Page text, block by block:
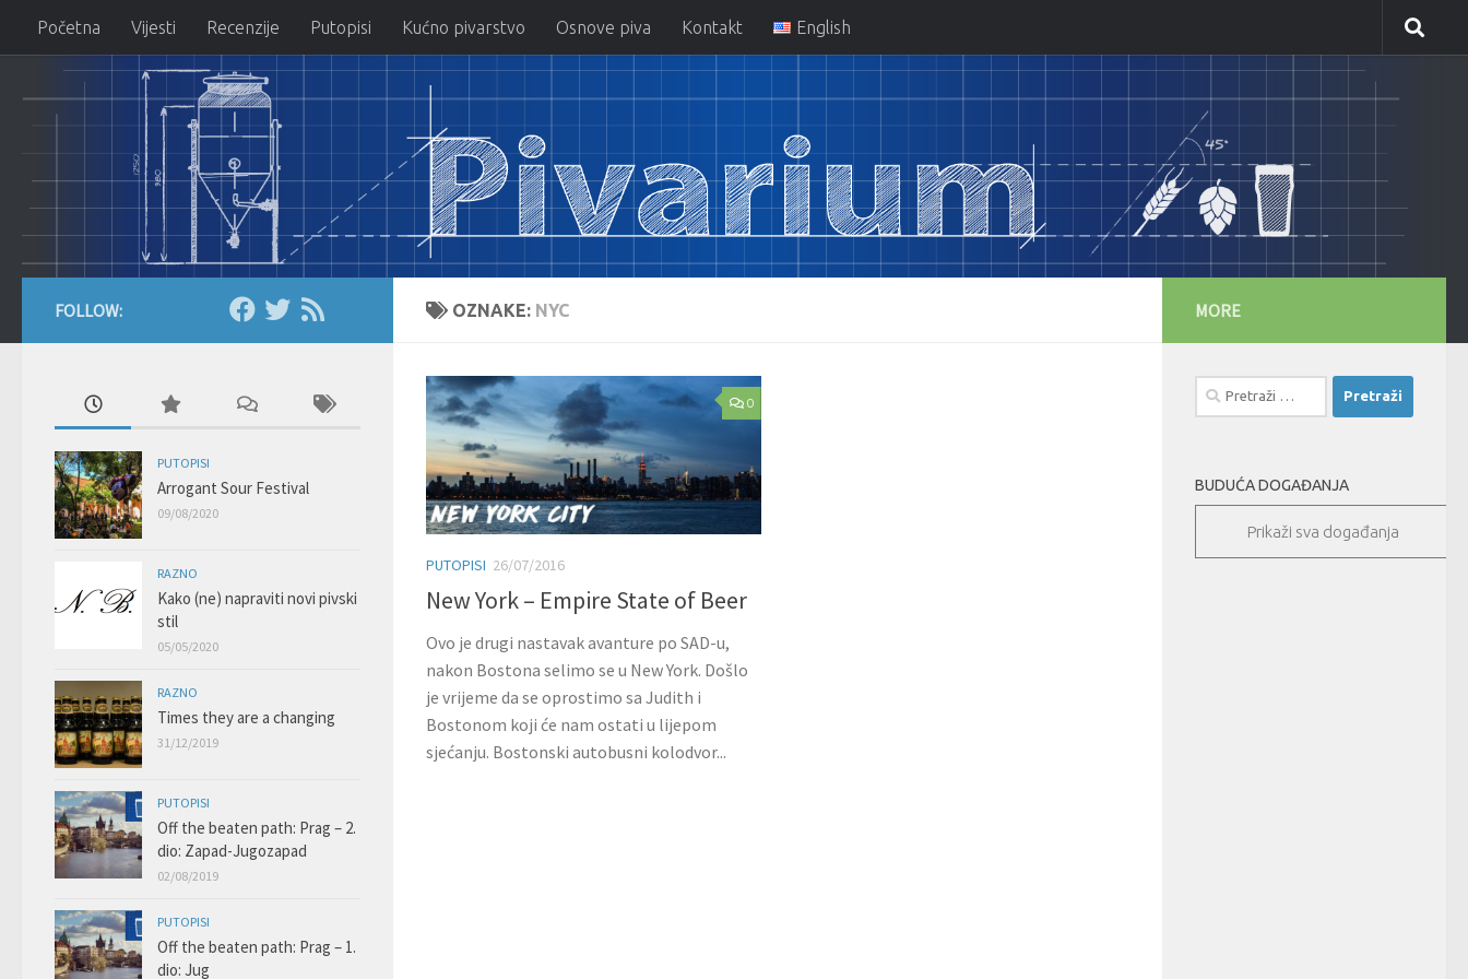
Skip to content
Početna Vijesti Recenzije Putopisi Kućno pivarstvo Osnove piva Kontakt English
OZNAKE: NYC
0
PUTOPISI 26/07/2016
New York – Empire State of Beer
Ovo je drugi nastavak avanture po SAD-u,
nakon Bostona selimo se u New York. Došlo
je vrijeme da se oprostimo sa Judith i
Bostonom koji će nam ostati u lijepom
sjećanju. Bostonski autobusni kolodvor...
FOLLOW:
PUTOPISI
Arrogant Sour Festival
09/08/2020
RAZNO
Kako (ne) napraviti novi pivski
stil
05/05/2020
RAZNO
Times they are a changing
31/12/2019
PUTOPISI
Off the beaten path: Prag – 2.
dio: Zapad-Jugozapad
02/08/2019
PUTOPISI
Off the beaten path: Prag – 1.
dio: Jug
MORE
Pretraži:
BUDUĆA DOGAĐANJA
Prikaži sva događanja